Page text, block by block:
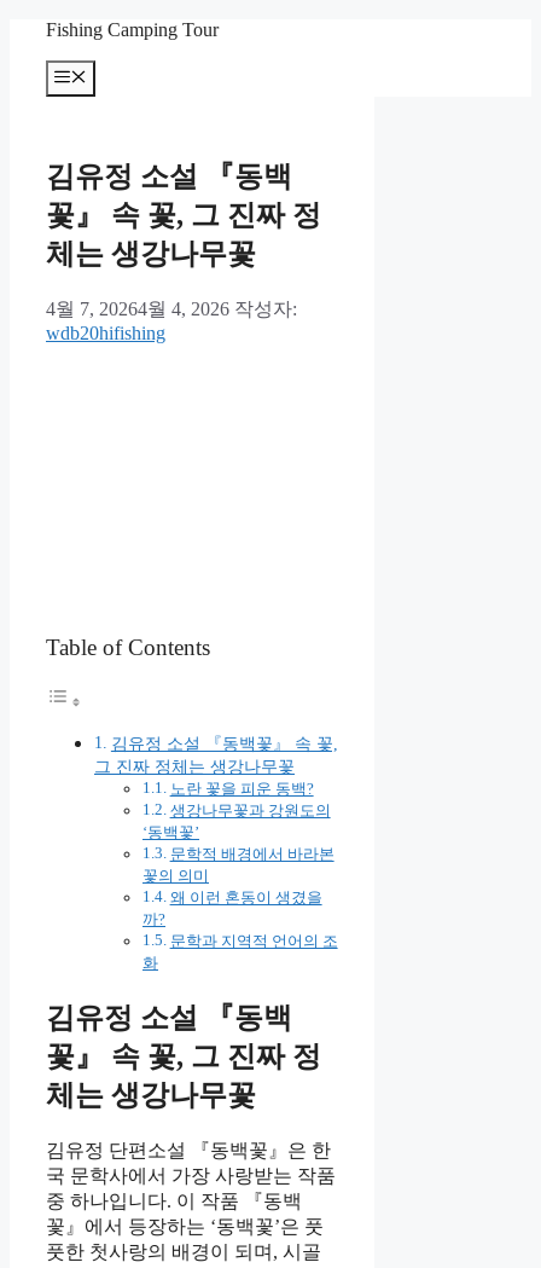
Fishing Camping Tour
메
뉴
김유정 소설 『동백
꽃』 속 꽃, 그 진짜 정
체는 생강나무꽃
4월 7, 20264월 4, 2026 작성자:
wdb20hifishing
Table of Contents
김유정 소설 『동백꽃』 속 꽃,
그 진짜 정체는 생강나무꽃
노란 꽃을 피운 동백?
생강나무꽃과 강원도의
‘동백꽃’
문학적 배경에서 바라본
꽃의 의미
왜 이런 혼동이 생겼을
까?
문학과 지역적 언어의 조
화
김유정 소설 『동백
꽃』 속 꽃, 그 진짜 정
체는 생강나무꽃
김유정 단편소설 『동백꽃』은 한
국 문학사에서 가장 사랑받는 작품
중 하나입니다. 이 작품 『동백
꽃』에서 등장하는 ‘동백꽃’은 풋
풋한 첫사랑의 배경이 되며, 시골